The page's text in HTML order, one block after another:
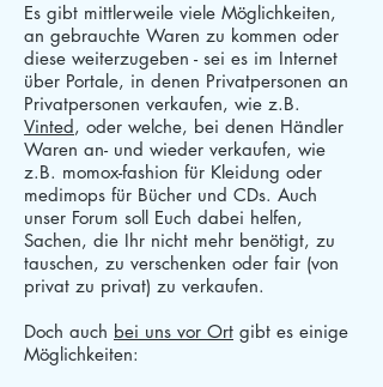
Es gibt mittlerweile viele Möglichkeiten,
an gebrauchte Waren zu kommen oder
diese weiterzugeben - sei es im Internet
über Portale, in denen Privatpersonen an
Privatpersonen verkaufen, wie z.B.
Vinted, oder welche, bei denen Händler
Waren an- und wieder verkaufen, wie
z.B. momox-fashion für Kleidung oder
medimops für Bücher und CDs. Auch
unser Forum soll Euch dabei helfen,
Sachen, die Ihr nicht mehr benötigt, zu
tauschen, zu verschenken oder fair (von
privat zu privat) zu verkaufen.
Doch auch bei uns vor Ort gibt es einige
Möglichkeiten: